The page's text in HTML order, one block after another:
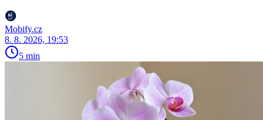
Mobify.cz
8. 8. 2026, 19:53
5 min